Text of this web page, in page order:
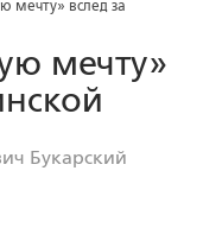
мечту» вслед за
мечту»
Букарский